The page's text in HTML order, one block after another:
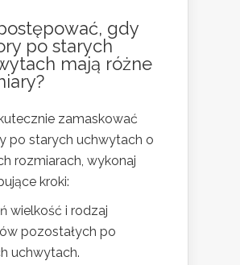
gdy
po starych
mają różne
zamaskować
po starych uchwytach o
rozmiarach, wykonaj
kroki:
wielkość i rodzaj
pozostałych po
uchwytach.